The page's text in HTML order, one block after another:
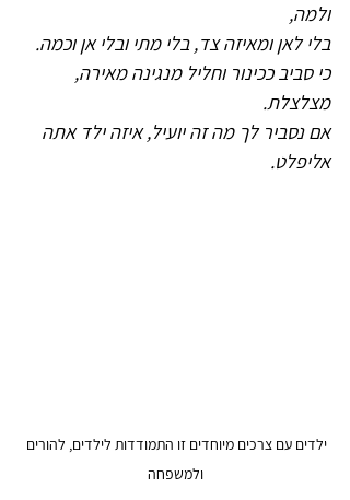
ולמה,
בלי לאן ומאיזה צד, בלי מתי ובלי אן וכמה.
כי סביב ככינור וחליל מנגינה מאירה,
מצלצלת.
אם נסביר לך מה זה יועיל, איזה ילד אתה
אליפלט.
ילדים עם צרכים מיוחדים זו התמודדות לילדים, להורים
ולמשפחה